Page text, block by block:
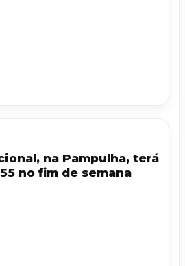
na Pampulha, terá
no fim de semana